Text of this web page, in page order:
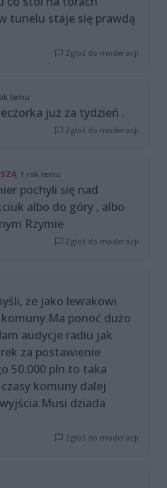
tunelu staje się prawdą
Zgłoś do moderacji
temu
już za tydzień .
Zgłoś do moderacji
1 rok temu
pochyli się nad
albo do góry , albo
Rzymie
Zgłoś do moderacji
że jako lewakowi
ponoć dużo
audycje radiu jak
za postawienie
50.000 pln.to taka
komuny dalej
dziada
Zgłoś do moderacji